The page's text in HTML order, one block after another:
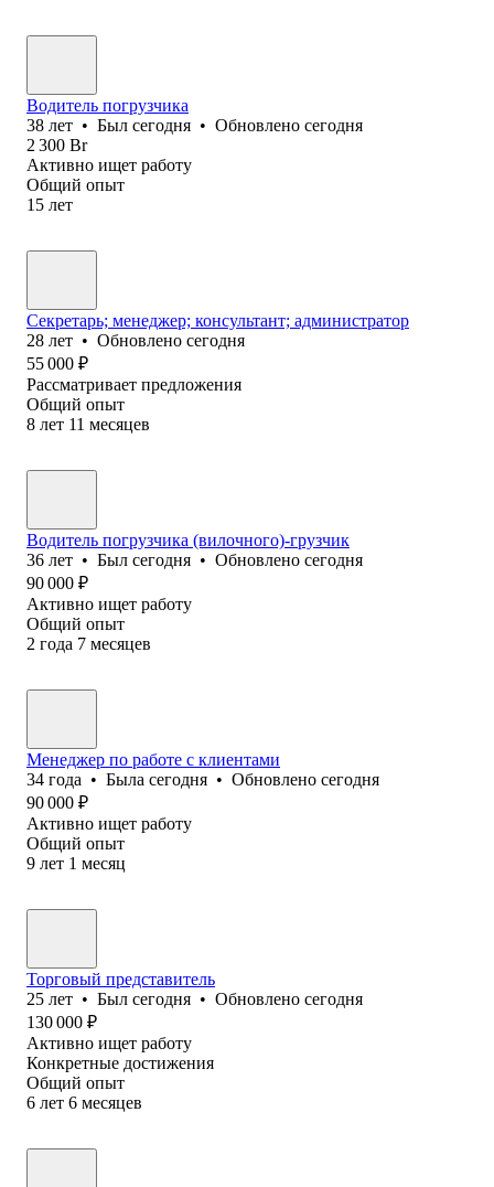
Водитель погрузчика
38 лет • Был сегодня • Обновлено сегодня
2 300 Br
Активно ищет работу
Общий опыт
15 лет
Секретарь; менеджер; консультант; администратор
28 лет • Обновлено сегодня
55 000 ₽
Рассматривает предложения
Общий опыт
8 лет 11 месяцев
Водитель погрузчика (вилочного)-грузчик
36 лет • Был сегодня • Обновлено сегодня
90 000 ₽
Активно ищет работу
Общий опыт
2 года 7 месяцев
Менеджер по работе с клиентами
34 года • Была сегодня • Обновлено сегодня
90 000 ₽
Активно ищет работу
Общий опыт
9 лет 1 месяц
Торговый представитель
25 лет • Был сегодня • Обновлено сегодня
130 000 ₽
Активно ищет работу
Конкретные достижения
Общий опыт
6 лет 6 месяцев